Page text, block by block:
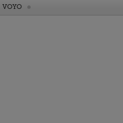
VOYO